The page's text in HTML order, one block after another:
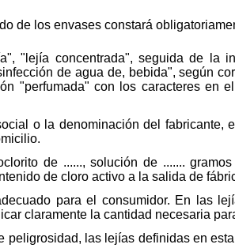
de los envases constará
"lejía concentrada", seguida de la
de agua de, bebida", según
"perfumada" con los caracteres en
o la denominación del fabricante,
de ......, solución de .......
de cloro activo a la salida de
para el consumidor. En las
claramente la cantidad necesaria
las lejías definidas en